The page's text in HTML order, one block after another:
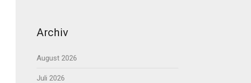
Archiv
August 2026
Juli 2026